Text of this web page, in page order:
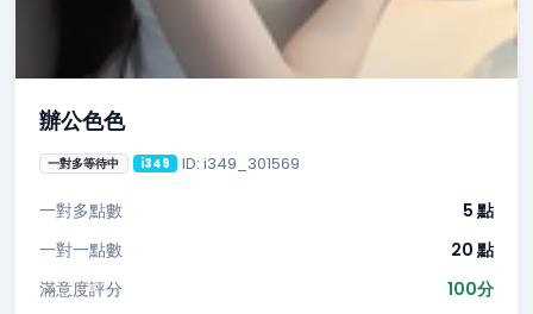
辦公色色
一對多等待中 i349 ID: i349_301569
一對多點數
5 點
一對一點數
20 點
滿意度評分
100分